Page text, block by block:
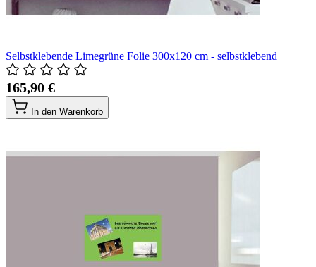
Selbstklebende Limegrüne Folie 300x120 cm - selbstklebend
165,90 €
In den Warenkorb